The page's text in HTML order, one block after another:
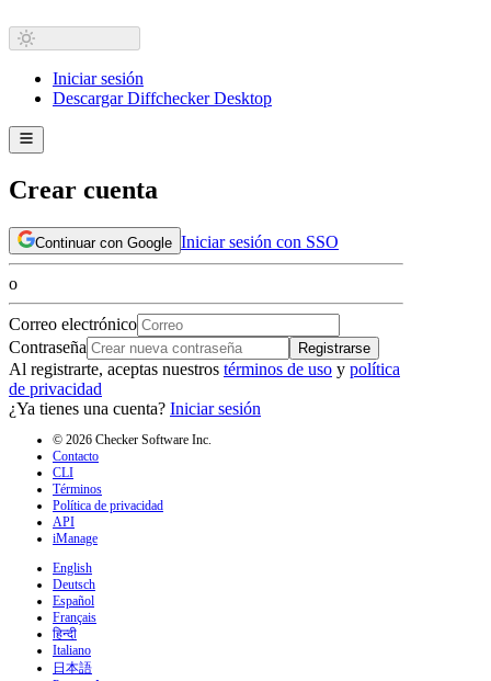
Iniciar sesión
Descargar Diffchecker Desktop
Crear cuenta
Continuar con Google Iniciar sesión con SSO
o
Correo electrónico
Contraseña
Registrarse
Al registrarte, aceptas nuestros términos de uso y política
de privacidad
¿Ya tienes una cuenta? Iniciar sesión
© 2026 Checker Software Inc.
Contacto
CLI
Términos
Política de privacidad
API
iManage
English
Deutsch
Español
Français
हिन्दी
Italiano
日本語